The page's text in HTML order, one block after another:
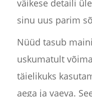
väikese detaili
sinu uus parim
Nüüd tasub
uskumatult
täielikuks
aega ja vaeva.